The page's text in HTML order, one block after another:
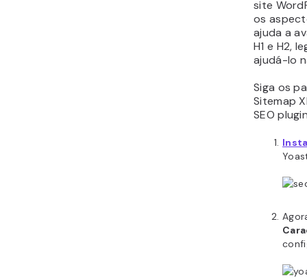
site
os
ajuda a
H1 e H2,
ajudá-lo
Siga os
Sitemap
SEO